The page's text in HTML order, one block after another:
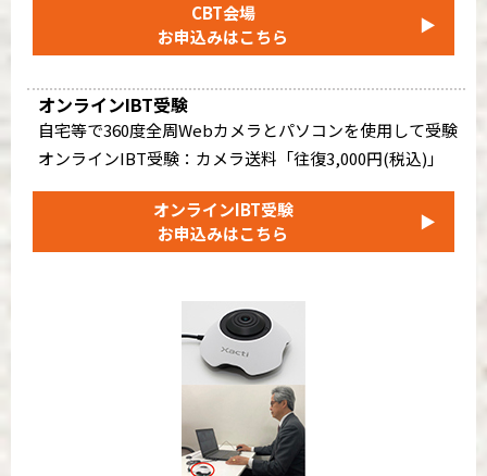
CBT会場
お申込みはこちら
▶
オンラインIBT受験
自宅等で360度全周Webカメラとパソコンを使用して受験
オンラインIBT受験：カメラ送料「往復3,000円(税込)」
オンラインIBT受験
お申込みはこちら
▶